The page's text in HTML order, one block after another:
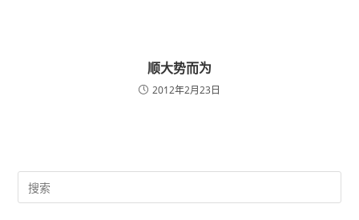
顺大势而为
2012年2月23日